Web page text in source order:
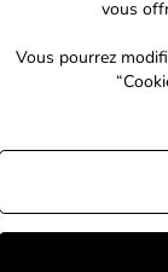
vous
Vous pourrez